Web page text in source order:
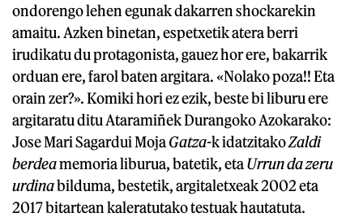
ondorengo lehen egunak dakarren shockarekin
amaitu. Azken binetan, espetxetik atera berri
irudikatu du protagonista, gauez hor ere, bakarrik
orduan ere, farol baten argitara. «Nolako poza!! Eta
orain zer?». Komiki hori ez ezik, beste bi liburu ere
argitaratu ditu Ataramiñek Durangoko Azokarako:
Jose Mari Sagardui MojaGatza-k idatzitakoZaldi
berdeamemoria liburua, batetik, etaUrrun da zeru
urdinabilduma, bestetik, argitaletxeak 2002 eta
2017 bitartean kaleratutako testuak hautatuta.